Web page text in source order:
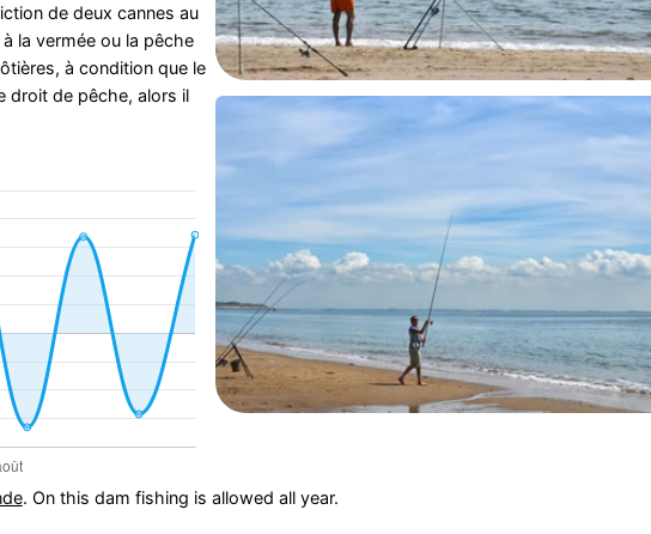
de deux cannes au
la vermée ou la pêche
à condition que le
droit de pêche, alors il
. On this dam fishing is allowed all year.